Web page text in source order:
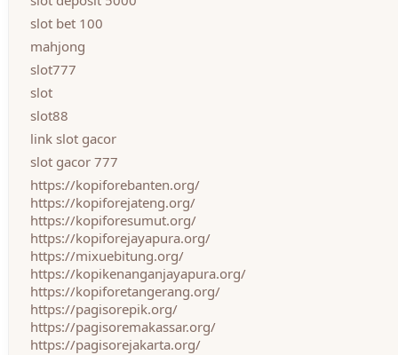
slot bet 100
mahjong
slot777
slot
slot88
link slot gacor
slot gacor 777
https://kopiforebanten.org/
https://kopiforejateng.org/
https://kopiforesumut.org/
https://kopiforejayapura.org/
https://mixuebitung.org/
https://kopikenanganjayapura.org/
https://kopiforetangerang.org/
https://pagisorepik.org/
https://pagisoremakassar.org/
https://pagisorejakarta.org/